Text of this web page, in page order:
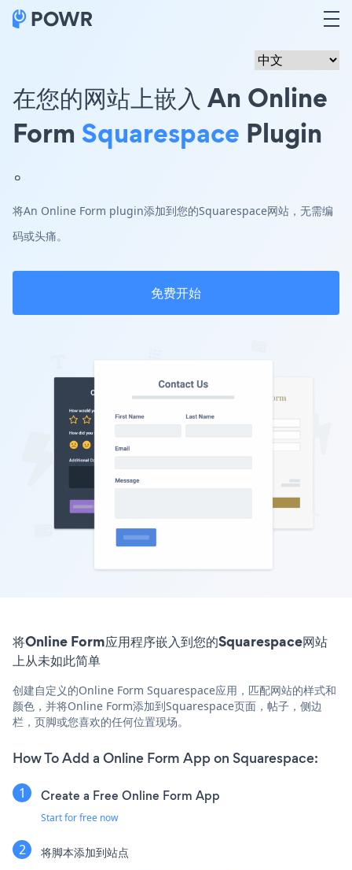
在您的网站上嵌入 An Online
Form Squarespace Plugin
。
将An Online Form plugin添加到您的Squarespace网站，无需编
码或头痛。
免费开始
将Online Form应用程序嵌入到您的Squarespace网站
上从未如此简单
创建自定义的Online Form Squarespace应用，匹配网站的样式和
颜色，并将Online Form添加到Squarespace页面，帖子，侧边
栏，页脚或您喜欢的任何位置现场。
How To Add a Online Form App on Squarespace:
Create a Free Online Form App
Start for free now
将脚本添加到站点